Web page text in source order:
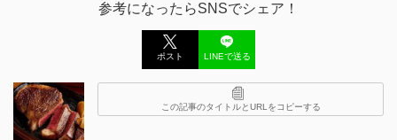
参考になったらSNSでシェア！
ポスト LINEで送る
この記事のタイトルとURLをコピーする